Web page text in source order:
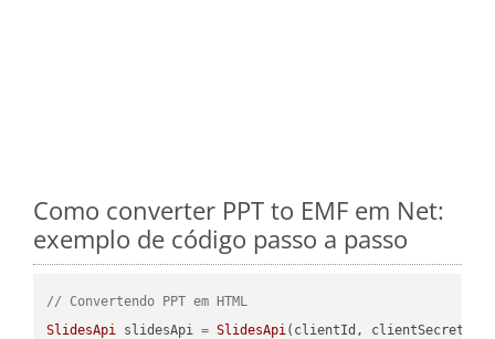
Como converter PPT to EMF em Net:
exemplo de código passo a passo
// Convertendo PPT em HTML
SlidesApi slidesApi = SlidesApi(clientId, clientSecret);